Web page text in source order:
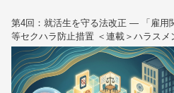
第4回：就活生を守る法改正 — 「雇用
等セクハラ防止措置 ＜連載＞ハラス
年10月大改正を読み解く（全6回）